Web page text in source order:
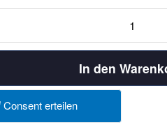
In den
Consent erteilen